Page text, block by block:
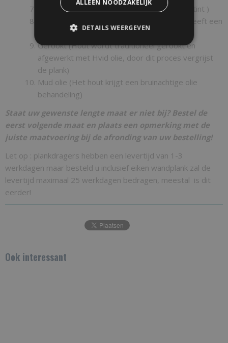
Hvid olie ( Het hout krijgt een iets warmere tint )
Smoke ( Hout krijgt een wit grijze waas en heeft een
warme uitstraling)
Gerookt (Hout wordt traditioneel gerookt en
afgewerkt met Hvid olie, door dit proces vergrijst
de plank)
Mud olie (Het hout krijgt een bruinachtige olie
behandeling)
Staat uw gewenste lengte maat er niet bij? Bestel de
eerst volgende maat en plaats een opmerking met de
juiste maatvoering bij de afronding van uw bestelling!
Let op : plankdragers hebben een levertijd van 1-3
werkdagen maar besteld u inclusief eiken wandplank zal de
levertijd maximaal 25 werkdagen bedragen, meestal is dit
eerder!
Ook interessant
ALLEEN NOODZAKELIJK
DETAILS WEERGEVEN